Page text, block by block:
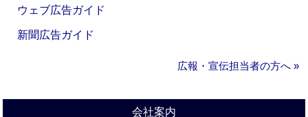
ウェブ広告ガイド
新聞広告ガイド
広報・宣伝担当者の方へ »
会社案内